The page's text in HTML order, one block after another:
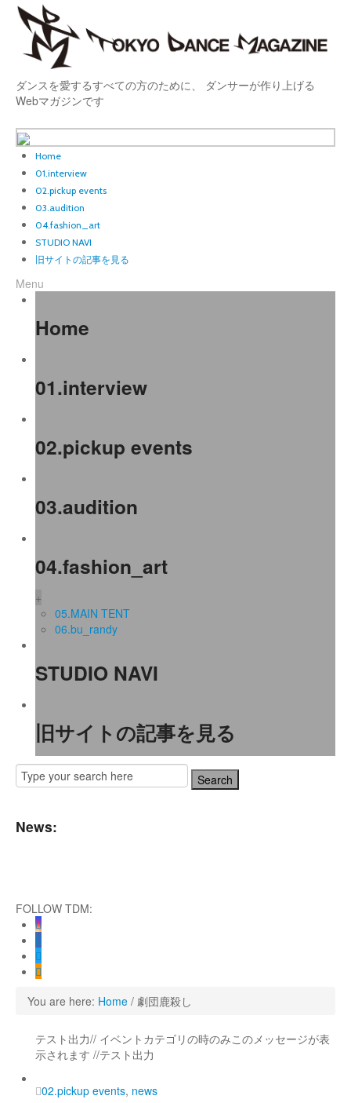
ダンスを愛するすべての方のために、 ダンサーが作り上げる
Webマガジンです
Home
01.interview
02.pickup events
03.audition
04.fashion_art
STUDIO NAVI
旧サイトの記事を見る
Menu
Home
01.interview
02.pickup events
03.audition
04.fashion_art
+
05.MAIN TENT
06.bu_randy
STUDIO NAVI
旧サイトの記事を見る
News:
劇場『未練の幽霊と怪物―「珊瑚」「円山町」―』
『ANTENNA』 Produced by YOH UENO
」
FINAL 2DAYS
FOLLOW TDM:
You are here: Home / 劇団鹿殺し
テスト出力// イベントカテゴリの時のみこのメッセージが表
示されます //テスト出力
02.pickup events, news